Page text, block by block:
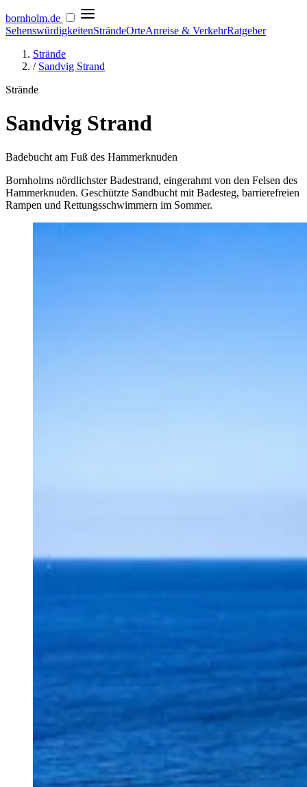
bornholm.de
SehenswürdigkeitenSträndeOrteAnreise & VerkehrRatgeber
Strände
/ Sandvig Strand
Strände
Sandvig Strand
Badebucht am Fuß des Hammerknuden
Bornholms nördlichster Badestrand, eingerahmt von den Felsen des
Hammerknuden. Geschützte Sandbucht mit Badesteg, barrierefreien
Rampen und Rettungsschwimmern im Sommer.